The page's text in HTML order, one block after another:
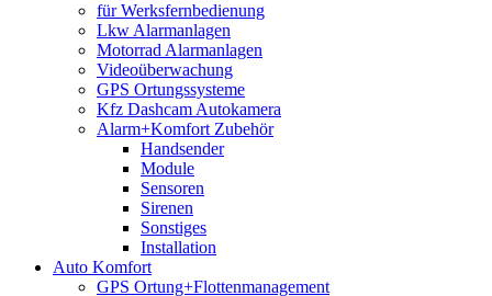
für Werksfernbedienung
Lkw Alarmanlagen
Motorrad Alarmanlagen
Videoüberwachung
GPS Ortungssysteme
Kfz Dashcam Autokamera
Alarm+Komfort Zubehör
Handsender
Module
Sensoren
Sirenen
Sonstiges
Installation
Auto Komfort
GPS Ortung+Flottenmanagement